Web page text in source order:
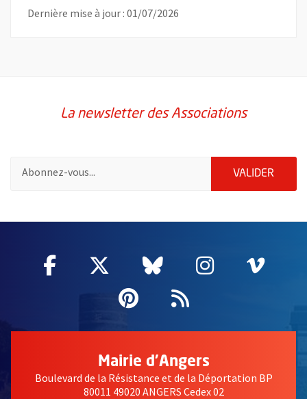
Dernière mise à jour : 01/07/2026
La newsletter des Associations
VALIDER
Facebook
, Ouvre une nouvelle fenêtre
Twitter
, Ouvre une nouvelle
Bluesky
, Ouvre une
Instagram
, Ouvre
,
Pinterest
, Ouvre une
Flux RSS
Mairie d'Angers
Boulevard de la Résistance et de la Déportation BP
80011 49020 ANGERS Cedex 02